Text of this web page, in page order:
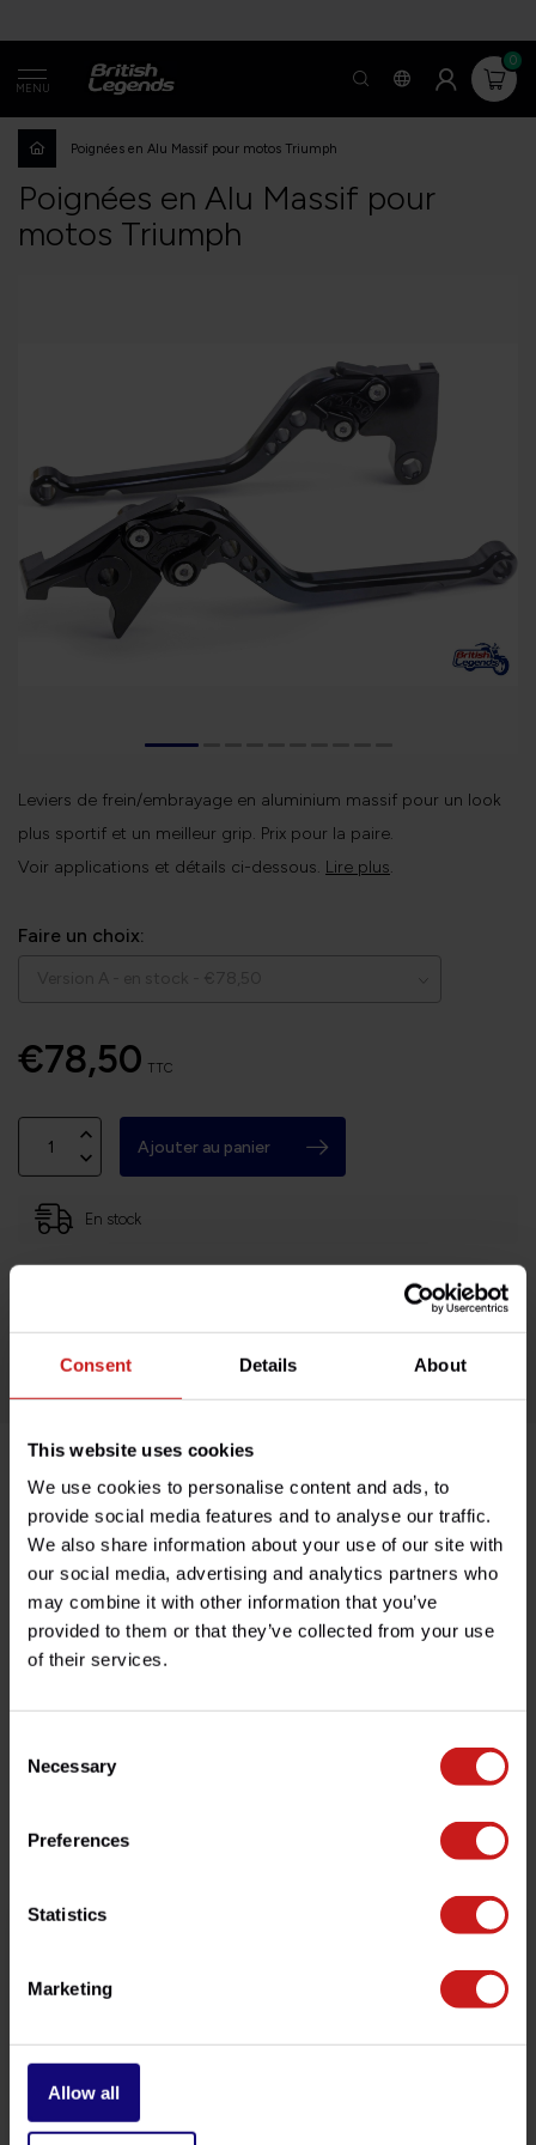
Consent Details About
This website uses cookies
We use cookies to personalise content and ads, to
provide social media features and to analyse our traffic.
We also share information about your use of our site with
our social media, advertising and analytics partners who
may combine it with other information that you’ve
provided to them or that they’ve collected from your use
of their services.
Selection
Necessary
Preferences
Statistics
Marketing
Allow all
MENU
0
Poignées en Alu Massif pour motos Triumph
Poignées en Alu Massif pour
motos Triumph
Leviers de frein/embrayage en aluminium massif pour un look
plus sportif et un meilleur grip. Prix pour la paire.
Voir applications et détails ci-dessous. Lire plus.
Faire un choix:
€78,50 TTC
Ajouter au panier
En stock
Des milliers de clients satisfaits!
Description du produit
Spécifications
Avez-vous des questions concernant ce produit ?
Produits associés